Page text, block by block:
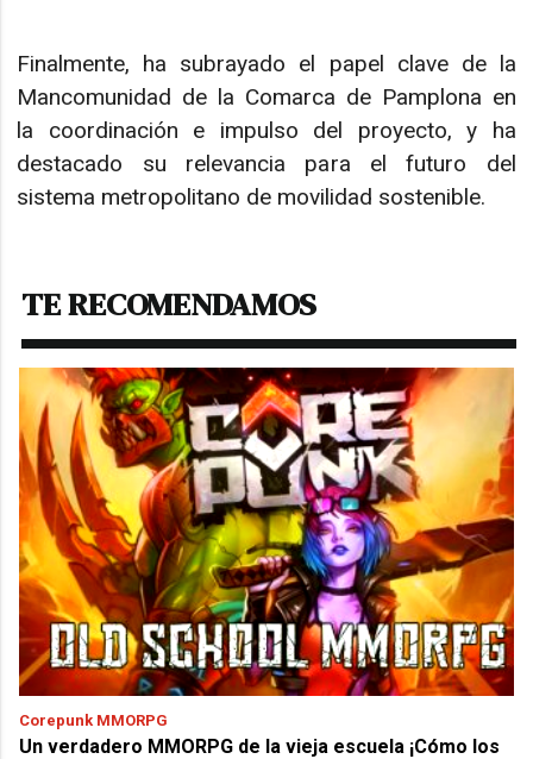
Finalmente, ha subrayado el papel clave de la
Mancomunidad de la Comarca de Pamplona en
la coordinación e impulso del proyecto, y ha
destacado su relevancia para el futuro del
sistema metropolitano de movilidad sostenible.
TE RECOMENDAMOS
Corepunk MMORPG
Un verdadero MMORPG de la vieja escuela ¡Cómo los